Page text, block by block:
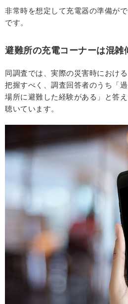
非常時を想定して充電器の準備が
です。
避難所の充電コーナーは混雑
同調査では、実際の災害時におけ
把握すべく、調査回答者のうち「
場所に避難した経験がある」と答
聴いています。